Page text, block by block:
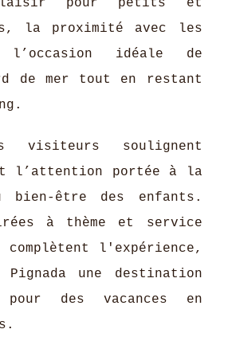
plaisir pour petits et
la proximité avec les
idéale de
de mer tout en restant
visiteurs soulignent
l’attention portée à la
bien-être des enfants.
à thème et service
l'expérience,
une destination
pour des vacances en